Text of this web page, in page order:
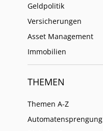
Geldpolitik
Versicherungen
Asset Management
Immobilien
THEMEN
Themen A-Z
Automatensprengung